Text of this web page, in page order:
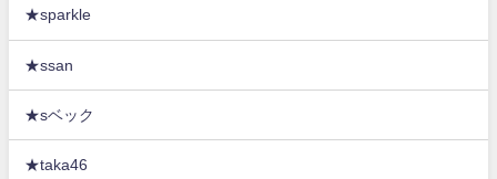
★sparkle
★ssan
★sベック
★taka46